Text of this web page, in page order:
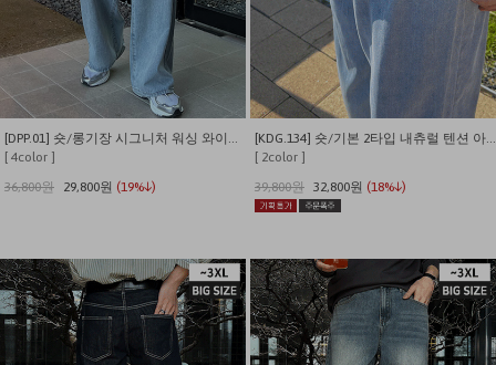
[DPP.01] 숏/롱기장 시그니처 워싱 와이드 데님 팬츠
[ 4color ]
36,800원
29,800원 (19%↓)
[KDG.134] 숏/기본 2타입 내츄럴 텐션 아이스쿨링 썸머 데님팬츠
[ 2color ]
39,800원 32,800원 (18%↓)